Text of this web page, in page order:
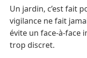
Un jardin, c’est fait
vigilance ne fait
évite un face-à-face
trop discret.